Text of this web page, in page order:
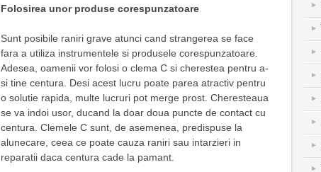
Folosirea unor produse corespunzatoare
Sunt posibile raniri grave atunci cand strangerea se face
fara a utiliza instrumentele si produsele corespunzatoare.
Adesea, oamenii vor folosi o clema C si cherestea pentru a-
si tine centura. Desi acest lucru poate parea atractiv pentru
o solutie rapida, multe lucruri pot merge prost. Cheresteaua
se va indoi usor, ducand la doar doua puncte de contact cu
centura. Clemele C sunt, de asemenea, predispuse la
alunecare, ceea ce poate cauza raniri sau intarzieri in
reparatii daca centura cade la pamant.